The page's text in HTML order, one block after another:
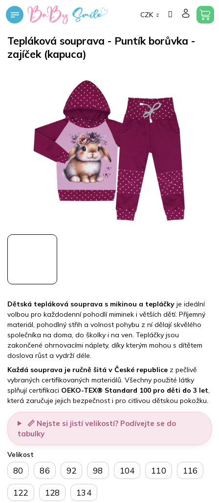
Přejít
na
CZK
Tepláková souprava - Puntík borůvka -
zajíček (kapuca)
Velikost
80 86 92 98 104 110 116
122 128 134
Dětská tepláková souprava s mikinou a tepláčky je ideální
volbou pro každodenní pohodlí miminek i větších dětí. Příjemný
materiál, pohodlný střih a volnost pohybu z ní dělají skvělého
společníka na doma, do školky i na ven. Tepláčky jsou
zakončené ohrnovacími náplety, díky kterým mohou s dítětem
doslova růst a vydrží déle.
Každá souprava je ručně šitá v České republice z pečlivě
vybraných certifikovaných materiálů. Všechny použité látky
splňují certifikaci OEKO-TEX® Standard 100 pro děti do 3 let
která zaručuje jejich bezpečnost i pro citlivou dětskou pokožku.
📏 Nejste si jistí velikostí? Podívejte se do
tabulky